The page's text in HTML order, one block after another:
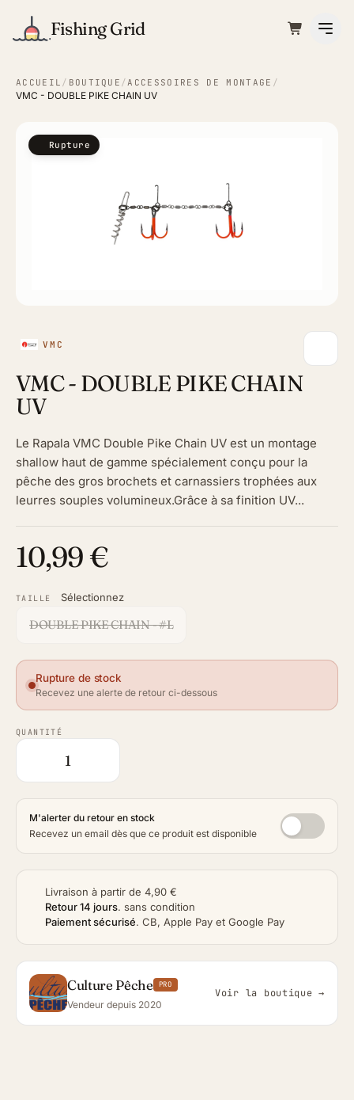
Fishing Grid
ACCUEIL / BOUTIQUE /ACCESSOIRES DE MONTAGE /
VMC - DOUBLE PIKE CHAIN UV
Rupture
VMC
VMC - DOUBLE PIKE CHAIN
UV
Le Rapala VMC Double Pike Chain UV est un montage
shallow haut de gamme spécialement conçu pour la
pêche des gros brochets et carnassiers trophées aux
leurres souples volumineux.Grâce à sa finition UV...
10,99 €
TAILLE Sélectionnez
DOUBLE PIKE CHAIN - #L
Rupture de stock
Recevez une alerte de retour ci-dessous
QUANTITÉ
M'alerter du retour en stock
Recevez un email dès que ce produit est disponible
Livraison à partir de 4,90 €
Retour 14 jours. sans condition
Paiement sécurisé. CB, Apple Pay et Google Pay
Culture Pêche PRO
Vendeur depuis 2020
Voir la boutique →